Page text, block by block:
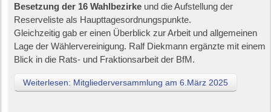
Besetzung der 16 Wahlbezirke und die Aufstellung der
Reserveliste als Haupttagesordnungspunkte.
Gleichzeitig gab er einen Überblick zur Arbeit und allgemeinen
Lage der Wählervereinigung. Ralf Diekmann ergänzte mit einem
Blick in die Rats- und Fraktionsarbeit der BfM.
Weiterlesen: Mitgliederversammlung am 6.März 2025